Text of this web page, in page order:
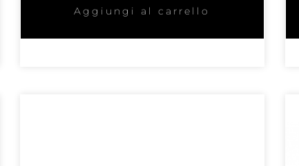
Aggiungi al carrello